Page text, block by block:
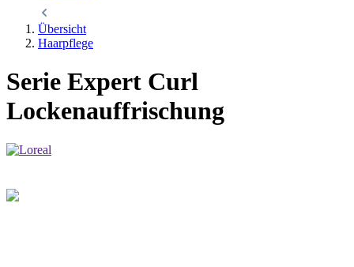
Übersicht
Haarpflege
Serie Expert Curl
Lockenauffrischung